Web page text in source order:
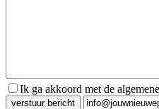
Ik ga akkoord met de
Gelieve dit veld leeg te laten.